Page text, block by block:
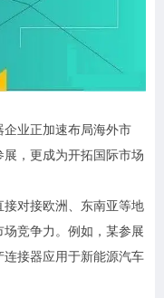
业正加速布局海外市
，更成为开拓国际市场
接对接欧洲、东南亚等地
竞争力。例如，某参展
接器应用于新能源汽车